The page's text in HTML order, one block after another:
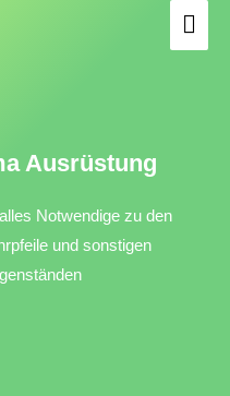
Ausrüstung
Notwendige zu den
und sonstigen